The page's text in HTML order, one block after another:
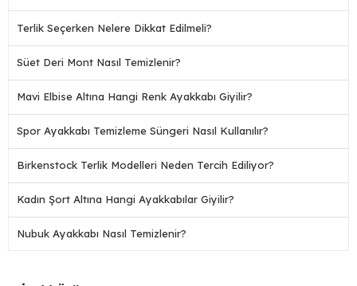
Terlik Seçerken Nelere Dikkat Edilmeli?
Süet Deri Mont Nasıl Temizlenir?
Mavi Elbise Altına Hangi Renk Ayakkabı Giyilir?
Spor Ayakkabı Temizleme Süngeri Nasıl Kullanılır?
Birkenstock Terlik Modelleri Neden Tercih Ediliyor?
Kadın Şort Altına Hangi Ayakkabılar Giyilir?
Nubuk Ayakkabı Nasıl Temizlenir?